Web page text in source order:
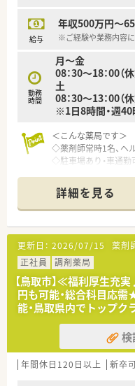
給与
年収500万円～
※ご経験や業務内容
勤務
時間
月～金
08：30～18：00（
土
08：30～13：00（
※1日8時間・週
＜こんな薬局です＞
◇薬剤師常時1名、ヘ
◇駐車場あり・車通勤
＜業務内容＞
◇調剤・監査・投薬・
します。
＜法人概要＞
◇鳥取県内で6店舗展
◇調剤事業だけでな
り組んでいます。
◇30分単位の残業代
＜こんな方にもおス
◇地域密着型の薬局
◇地元の薬局かつ従
◇自分にあった働き方
詳細を見る
更新日： 2026/07/15 薬剤
正社員
調剤薬局
【鳥取市】≪福利厚生充
円も可能・総合科目応
能・鳥取県内でトップク
検
年間休日120日以上 新卒